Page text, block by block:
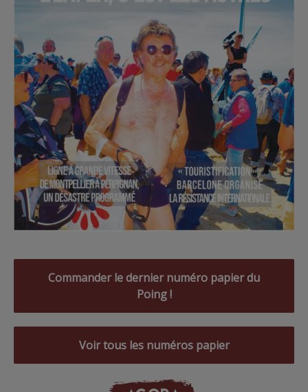
Commander le dernier numéro papier du
Poing !
Voir tous les numéros papier